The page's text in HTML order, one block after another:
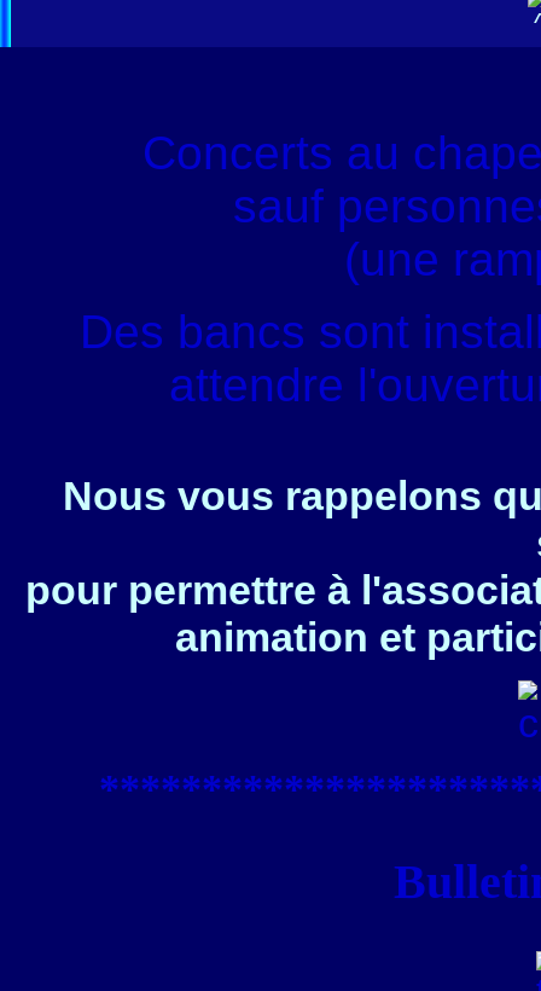
Concerts au
sauf
(une
Des bancs sont
attendre
Nous vous rappelons
pour permettre à
animation et
****************